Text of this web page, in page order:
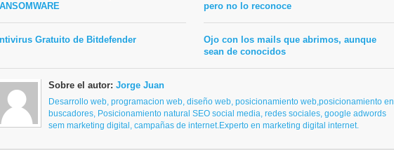
pero no lo reconoce
Gratuito de Bitdefender
Ojo con los mails que abrimos, aunque
sean de conocidos
Sobre el autor: Jorge Juan
Desarrollo web, programacion web, diseño web, posicionamiento web,posicionamiento en
buscadores, Posicionamiento natural SEO social media, redes sociales, google adwords
sem marketing digital, campañas de internet.Experto en marketing digital internet.